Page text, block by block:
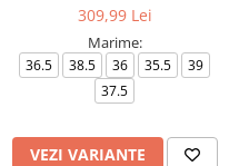
309,99 Lei
Marime:
36.5 38.5 36 35.5
39
37.5
VEZI VARIANTE